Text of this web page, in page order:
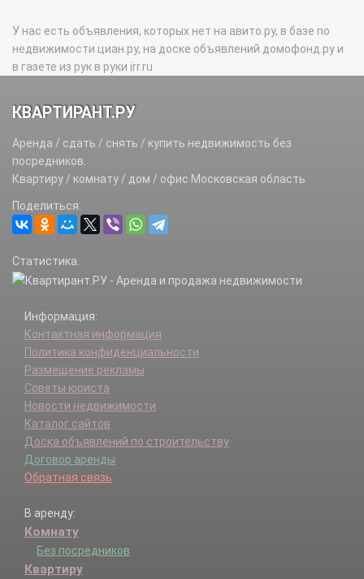
Высоково д.
Глинково с.
Гольково д.
Ершовский Луг п.
Загорские Дали п.
Захарьино д.
Зубачево д.
Ивашково д.
Лесхоза п.
Маньково д.
Напольское д.
Наугольное д.
Семхоз мкр.
Смена д.
Топорково д.
Тураково д.
Фролово д.
Хомяково с.
Чарково д.
У нас есть объявления, которых нет на авито.ру, в базе по
недвижимости циан.ру, на доске объявлений домофонд.ру и
в газете из рук в руки irr.ru
КВАРТИРАНТ.РУ
Аренда / сдать / снять / купить недвижимость без
посредников.
Квартиру / комнату / дом / офис Московская область
Поделиться:
Статистика:
Информация:
Контактная информация
Политика конфиденциальности
Размещение рекламы
Советы юриста
Новости недвижимости
Каталог сайтов
Доска объявлений по строительству
Договор аренды
Обратная связь
В аренду:
Комнату
Без посредников
Квартиру